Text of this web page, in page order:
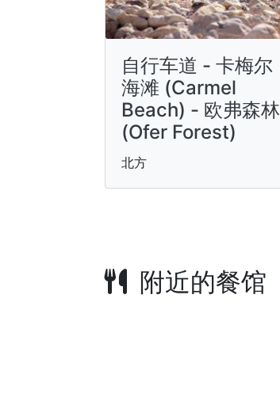
自行车道 - 卡梅尔
海滩 (Carmel
Beach) - 欧弗森林
(Ofer Forest)
北方
附近的餐馆